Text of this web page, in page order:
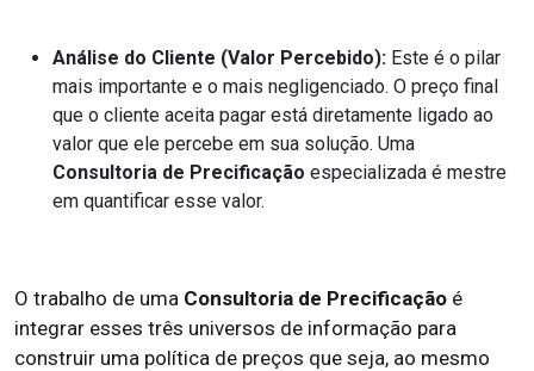
Análise do Cliente (Valor Percebido): Este é o pilar
mais importante e o mais negligenciado. O preço final
que o cliente aceita pagar está diretamente ligado ao
valor que ele percebe em sua solução. Uma
Consultoria de Precificação especializada é mestre
em quantificar esse valor.
O trabalho de uma Consultoria de Precificação é
integrar esses três universos de informação para
construir uma política de preços que seja, ao mesmo